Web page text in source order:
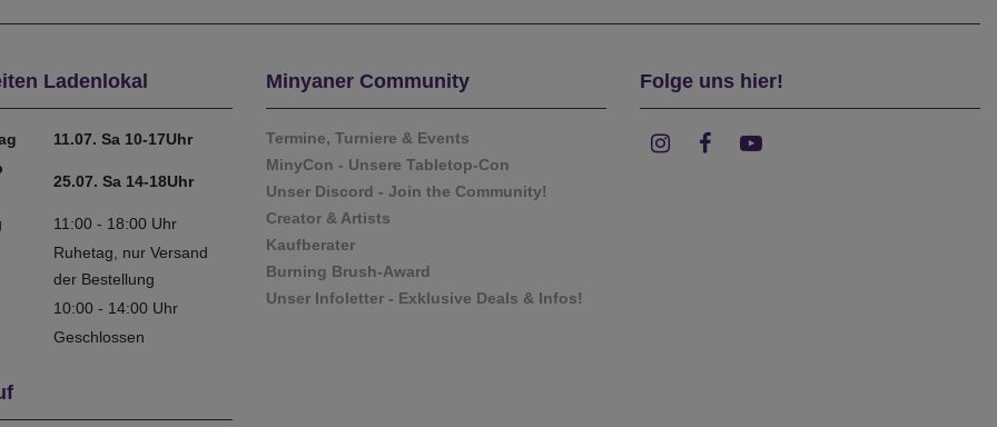
Ladenlokal
11.07. Sa 10-17Uhr
25.07. Sa 14-18Uhr
11:00 - 18:00 Uhr
Ruhetag, nur Versand
der Bestellung
10:00 - 14:00 Uhr
Geschlossen
Minyaner Community
Termine, Turniere & Events
MinyCon - Unsere Tabletop-Con
Unser Discord - Join the Community!
Creator & Artists
Kaufberater
Burning Brush-Award
Unser Infoletter - Exklusive Deals & Infos!
Folge uns hier!